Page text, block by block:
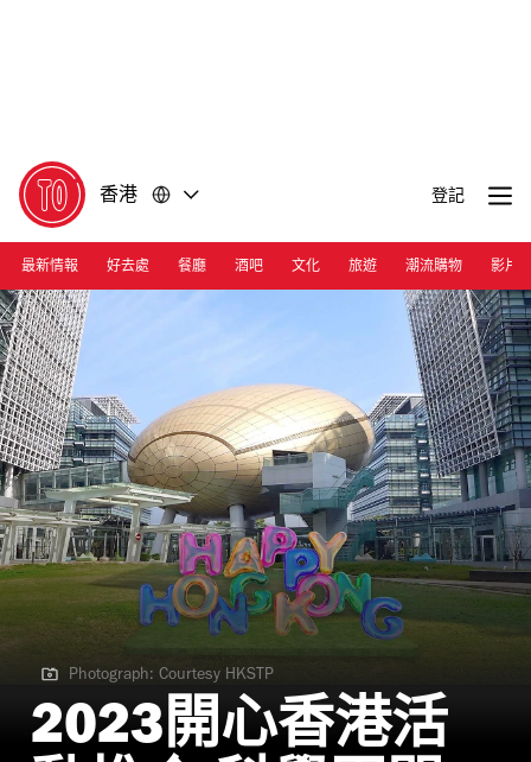
香港 登記
最新情報 好去處 餐廳 酒吧 文化 旅遊 潮流購物 影片
Photograph: Courtesy HKSTP
Photograph: Courtesy HKSTP
2023開心香港活